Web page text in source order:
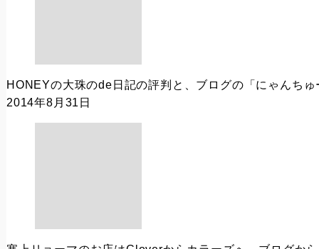
HONEYの大珠のde日記の評判と、ブログの「にゃんちゅ
2014年8月31日